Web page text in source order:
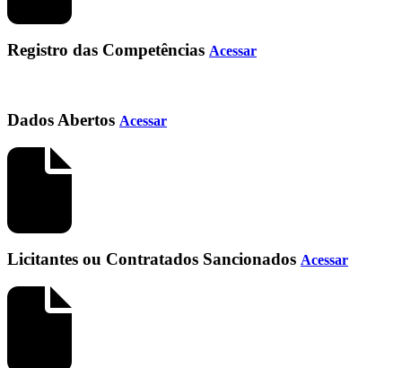
Registro das Competências Acessar
Dados Abertos Acessar
Licitantes ou Contratados Sancionados Acessar